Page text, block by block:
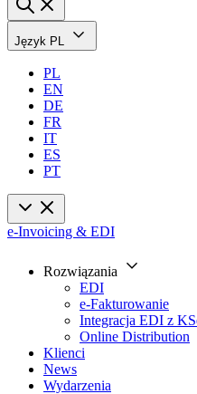
Język PL
PL
EN
DE
FR
IT
ES
PT
e-Invoicing & EDI
Rozwiązania
EDI
e-Fakturowanie
Integracja EDI z
Online Distribution
Klienci
News
Wydarzenia